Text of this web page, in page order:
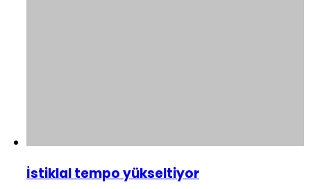
İstiklal tempo yükseltiyor